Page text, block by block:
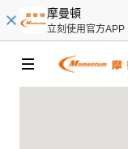
摩曼頓
立刻使用官方APP